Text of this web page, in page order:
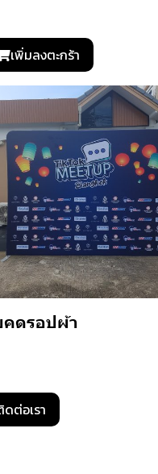
เพิ่มลงตะกร้า
คดรอปผ้า
ดต่อเรา